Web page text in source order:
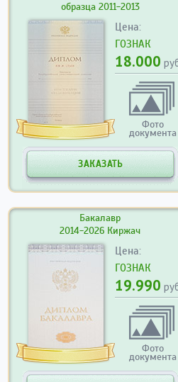
образца 2011-2013
Цена:
ГОЗНАК
18.000
Фото
документа
ЗАКАЗАТЬ
Бакалавр
2014-2026 Киржач
Цена:
ГОЗНАК
19.990
Фото
документа